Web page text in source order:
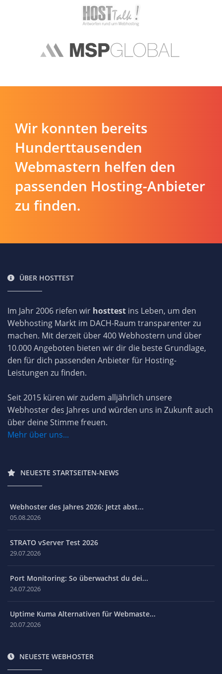
Wir konnten bereits
Hunderttausenden
Webmastern helfen den
passenden Hosting-Anbieter
zu finden.
ÜBER HOSTTEST
Im Jahr 2006 riefen wir hosttest ins Leben, um den
Webhosting Markt im DACH-Raum transparenter zu
machen. Mit derzeit über 400 Webhostern und über
10.000 Angeboten bieten wir dir die beste Grundlage,
den für dich passenden Anbieter für Hosting-
Leistungen zu finden.
Seit 2015 küren wir zudem alljährlich unsere
Webhoster des Jahres und würden uns in Zukunft auch
über deine Stimme freuen.
Mehr über uns...
NEUESTE STARTSEITEN-NEWS
Webhoster des Jahres 2026: Jetzt abst...
05.08.2026
STRATO vServer Test 2026
29.07.2026
Port Monitoring: So überwachst du dei...
24.07.2026
Uptime Kuma Alternativen für Webmaste...
20.07.2026
NEUESTE WEBHOSTER